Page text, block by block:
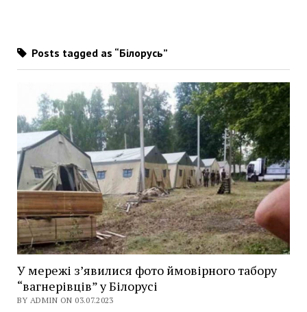
Posts tagged as “Білорусь”
У мережі з’явилися фото ймовірного табору
“вагнерівців” у Білорусі
BY ADMIN ON 03.07.2023